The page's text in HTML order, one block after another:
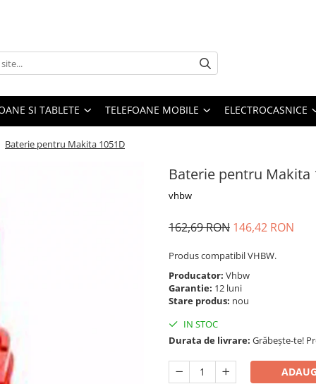
SI TABLETE TELEFOANE MOBILE ELECTROCASNICE
Baterie pentru Makita 1051D
Baterie pentru Makita
vhbw
162,69 RON 146,42 RON
Produs compatibil VHBW.
Producator: Vhbw
Garantie: 12 luni
Stare produs: nou
IN STOC
Durata de livrare: Grăbește-te!